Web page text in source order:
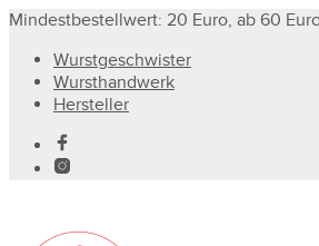
Mindestbestellwert: 20 Euro, ab 60
Wurstgeschwister
Wursthandwerk
Hersteller